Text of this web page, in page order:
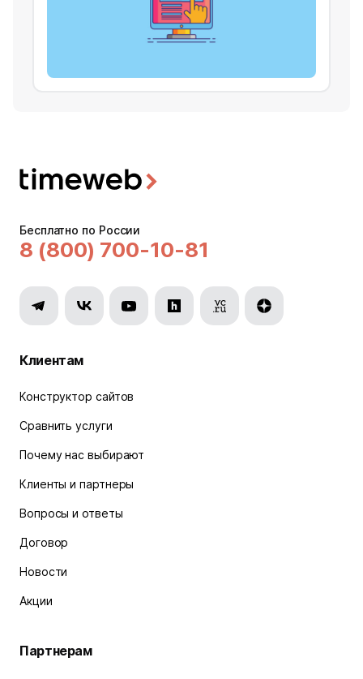
Бесплатно по России
8 (800) 700-10-81
Клиентам
Конструктор сайтов
Сравнить услуги
Почему нас выбирают
Клиенты и партнеры
Вопросы и ответы
Договор
Новости
Акции
Партнерам